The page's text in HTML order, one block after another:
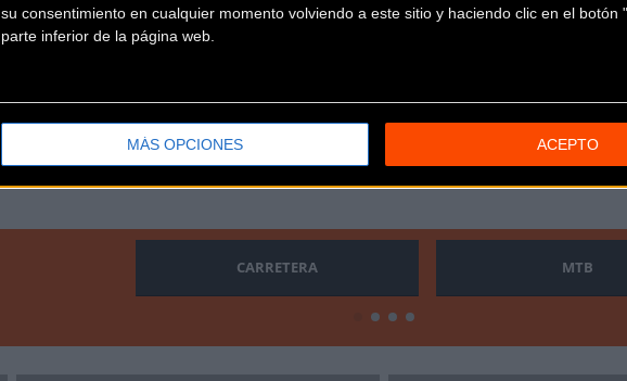
su consentimiento en cualquier momento volviendo a este sitio y haciendo clic en el botón
parte inferior de la página web.
MÁS OPCIONES ACEPTO
CARRETERA MTB